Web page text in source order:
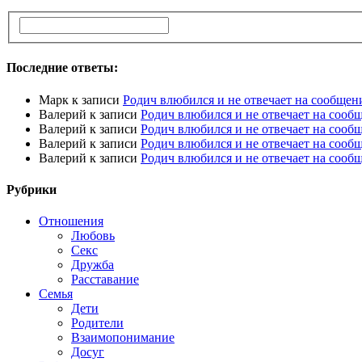
Последние ответы:
Марк к записи Родич влюбился и не отвечает на
Валерий к записи Родич влюбился и не отвечает на
Валерий к записи Родич влюбился и не отвечает на
Валерий к записи Родич влюбился и не отвечает на
Валерий к записи Родич влюбился и не отвечает на
Рубрики
Отношения
Любовь
Секс
Дружба
Расставание
Семья
Дети
Родители
Взаимопонимание
Досуг